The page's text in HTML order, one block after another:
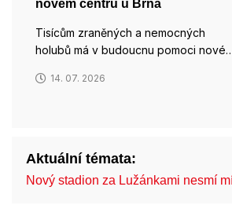
novém centru u Brna
Tisícům zraněných a nemocných
holubů má v budoucnu pomoci
14. 07. 2026
Aktuální témata:
Nový stadion za Lužánkami nesmí